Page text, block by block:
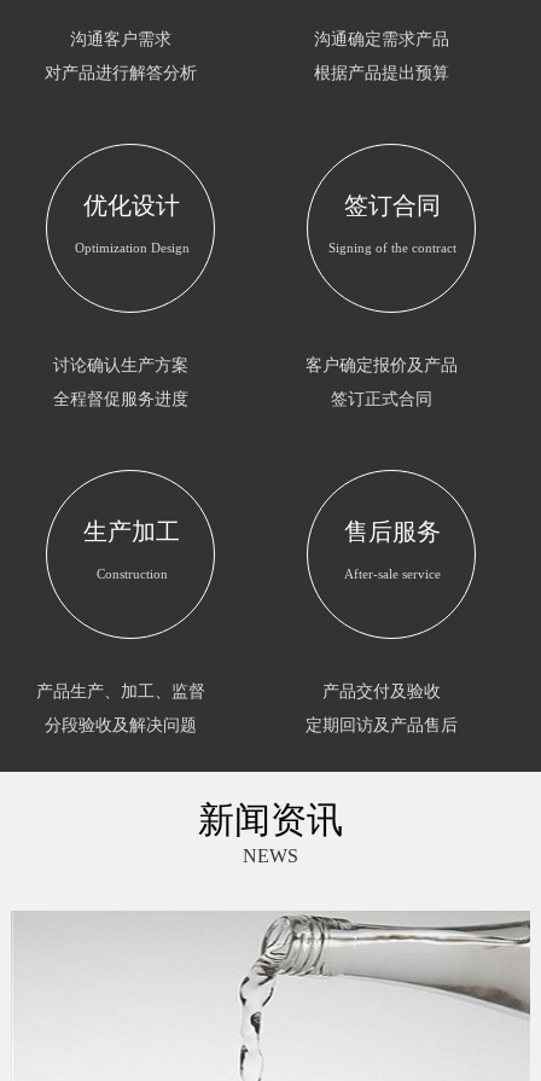
沟通客户需求
对产品进行解答分析
沟通确定需求产品
根据产品提出预算
优化设计
Optimization Design
讨论确认生产方案
全程督促服务进度
签订合同
Signing of the contract
客户确定报价及产品
签订正式合同
生产加工
Construction
产品生产、加工、监督
分段验收及解决问题
售后服务
After-sale service
产品交付及验收
定期回访及产品售后
新闻资讯
NEWS